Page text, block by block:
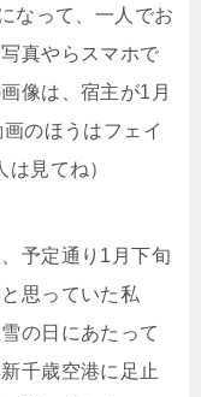
なって、一人でお
真やらスマホで
像は、宿主が1月
のほうはフェイ
見てね）
予定通り1月下旬
思っていた私
の日にあたって
千歳空港に足止